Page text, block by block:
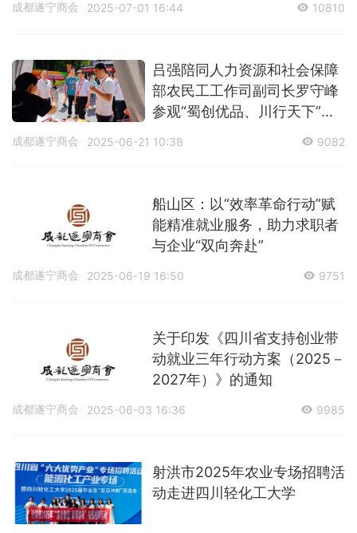
成都遂宁商会 2025-07-01 16:44 10810
吕强陪同人力资源和社会保障
部农民工工作司副司长罗守峰
参观“蜀创优品、川行天下”北
成都遂宁商会 2025-06-21 10:38 9082
船山区：以“效率革命行动”赋
能精准就业服务，助力求职者
与企业“双向奔赴”
成都遂宁商会 2025-06-19 16:50 9751
关于印发《四川省支持创业带
动就业三年行动方案（2025－
2027年）》的通知
成都遂宁商会 2025-06-03 16:36 9985
射洪市2025年农业专场招聘活
动走进四川轻化工大学